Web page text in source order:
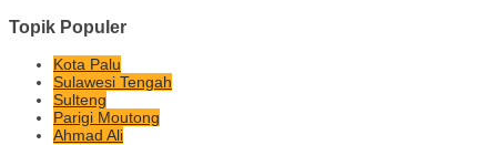
Topik Populer
Kota Palu
Sulawesi Tengah
Sulteng
Parigi Moutong
Ahmad Ali